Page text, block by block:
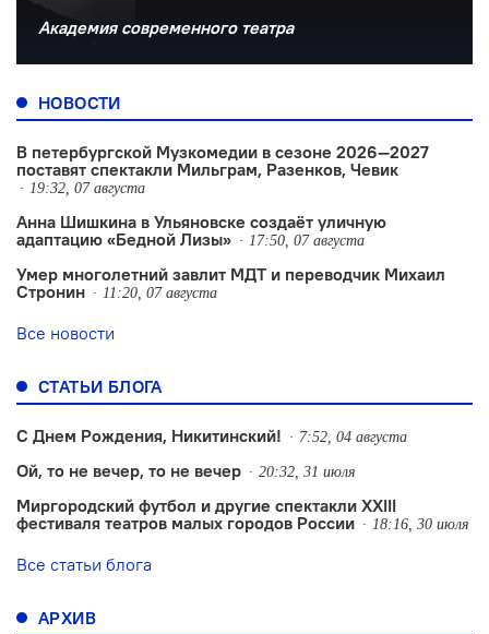
Академия современного театра
НОВОСТИ
В петербургской Музкомедии в сезоне 2026—2027
поставят спектакли Мильграм, Разенков, Чевик
19:32, 07 августа
Анна Шишкина в Ульяновске создаëт уличную
адаптацию «Бедной Лизы»
17:50, 07 августа
Умер многолетний завлит МДТ и переводчик Михаил
Стронин
11:20, 07 августа
Все новости
СТАТЬИ БЛОГА
С Днем Рождения, Никитинский! 7:52, 04 августа
Ой, то не вечер, то не вечер 20:32, 31 июля
Миргородский футбол и другие спектакли XXIII
фестиваля театров малых городов России
18:16, 30 июля
Все статьи блога
АРХИВ